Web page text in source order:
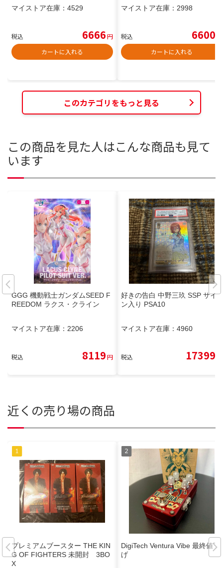
マイストア在庫： 4529
税込 6666円
カートに入れる
マイストア在庫： 2998
税込 6600
カートに入れる
このカテゴリをもっと見る
この商品を見た人はこんな商品も見て
います
GGG 機動戦士ガンダムSEED F
REEDOM ラクス・クライン
マイストア在庫： 2206
税込 8119円
好きの告白 中野三玖 SSP サイ
ン入り PSA10
マイストア在庫： 4960
税込 17399
近くの売り場の商品
プレミアムブースター THE KIN
G OF FIGHTERS 未開封 3BO
X
DigiTech Ventura Vibe 最終値下
げ